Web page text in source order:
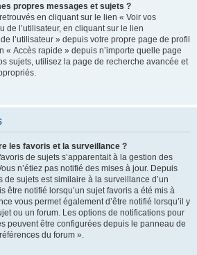
propres messages et sujets ?
en cliquant sur le lien « Voir vos
de l’utilisateur, en cliquant sur le lien
l’utilisateur » depuis votre propre page de profil
« Accès rapide » depuis n’importe quelle page
sujets, utilisez la page de recherche avancée et
les favoris et la surveillance ?
de sujets s’apparentait à la gestion des
n’étiez pas notifié des mises à jour. Depuis
de sujets est similaire à la surveillance d’un
être notifié lorsqu’un sujet favoris a été mis à
vous permet également d’être notifié lorsqu’il y
ou un forum. Les options de notifications pour
peuvent être configurées depuis le panneau de
du forum ».